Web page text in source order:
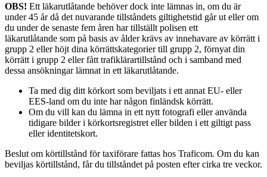
OBS! Ett läkarutlåtande behöver dock inte lämnas in, om du är
under 45 år då det nuvarande tillståndets giltighetstid går ut eller om
du under de senaste fem åren har tillställt polisen ett
läkarutlåtande som på basis av ålder krävs av innehavare av körrätt i
grupp 2 eller höjt dina körrättskategorier till grupp 2, förnyat din
körrätt i grupp 2 eller fått trafiklärartillstånd och i samband med
dessa ansökningar lämnat in ett läkarutlåtande.
Ta med dig ditt körkort som beviljats i ett annat EU- eller
EES-land om du inte har någon finländsk körrätt.
Om du vill kan du lämna in ett nytt fotografi eller använda
tidigare bilder i körkortsregistret eller bilden i ett giltigt pass
eller identitetskort.
Beslut om körtillstånd för taxiförare fattas hos Traficom. Om du kan
beviljas körtillstånd, får du tillståndet på posten efter cirka tre veckor.